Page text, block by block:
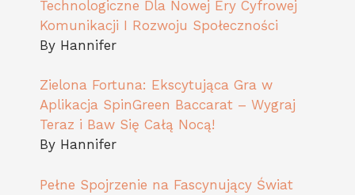
Technologiczne Dla Nowej Ery Cyfrowej
Komunikacji I Rozwoju Społeczności
By Hannifer
Zielona Fortuna: Ekscytująca Gra w
Aplikacja SpinGreen Baccarat – Wygraj
Teraz i Baw Się Całą Nocą!
By Hannifer
Pełne Spojrzenie na Fascynujący Świat